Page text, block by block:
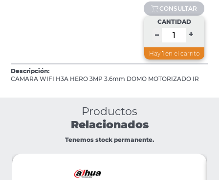
CONSULTAR
CANTIDAD
– +
Hay 1en el carrito
Descripción:
CAMARA WIFI H3A HERO 3MP 3.6mm DOMO MOTORIZADO IR
Productos
Relacionados
Tenemos stock permanente.